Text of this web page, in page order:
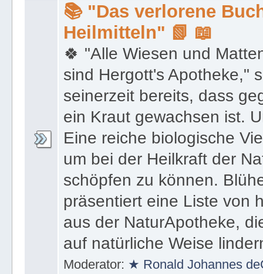
📚 "Das verlorene
Heilmitteln" 📗 📖
🍀 "Alle Wiesen und
sind Hergott's Apotheke,"
seinerzeit bereits, dass
ein Kraut gewachsen ist.
Eine reiche biologische
um bei der Heilkraft der
schöpfen zu können.
präsentiert eine Liste von
aus der NaturApotheke,
auf natürliche Weise
Moderator: ★ Ronald Johannes